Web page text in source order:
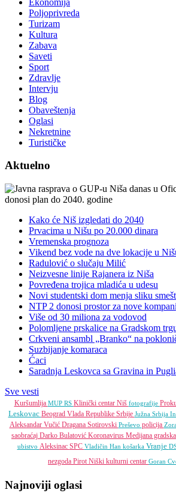
Poljoprivreda
Turizam
Kultura
Zabava
Saveti
Sport
Zdravlje
Intervju
Blog
Obaveštenja
Oglasi
Nekretnine
Turističke
Aktuelno
Kako će Niš izgledati do 2040
Prvacima u Nišu po 20.000 dinara
Vremenska prognoza
Vikend bez vode na dve lokacije u
Radulović o slučaju Milić
Neizvesne linije Rajanera iz Niša
Povređena trojica mladića u udesu
Novi studentski dom menja sliku
NTP 2 donosi prostor za nove
Više od 30 miliona za vodovod
Polomljene prskalice na Gradskom
Crkveni ansambl „Branko“ na
Suzbijanje komaraca
Ćaci
Saradnja Leskovca sa Gravina in
Sve vesti
Kuršumlija MUP RS Klinički centar Niš fotografije
Leskovac Beograd Vlada Republike Srbije Južna Srbija
Aleksandar Vučić Dragana Sotirovski Preševo policija
saobraćaj Darko Bulatović Koronavirus Medijana
ubistvo Aleksinac SPC Vladičin Han košarka Vranje
nezgoda PirotNiški kulturni centar Goran
Najnoviji oglasi